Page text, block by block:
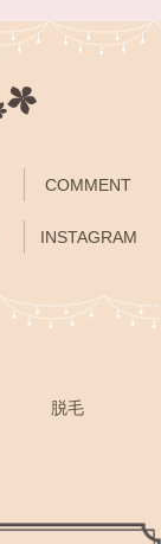
COMMENT
INSTAGRAM
脱毛